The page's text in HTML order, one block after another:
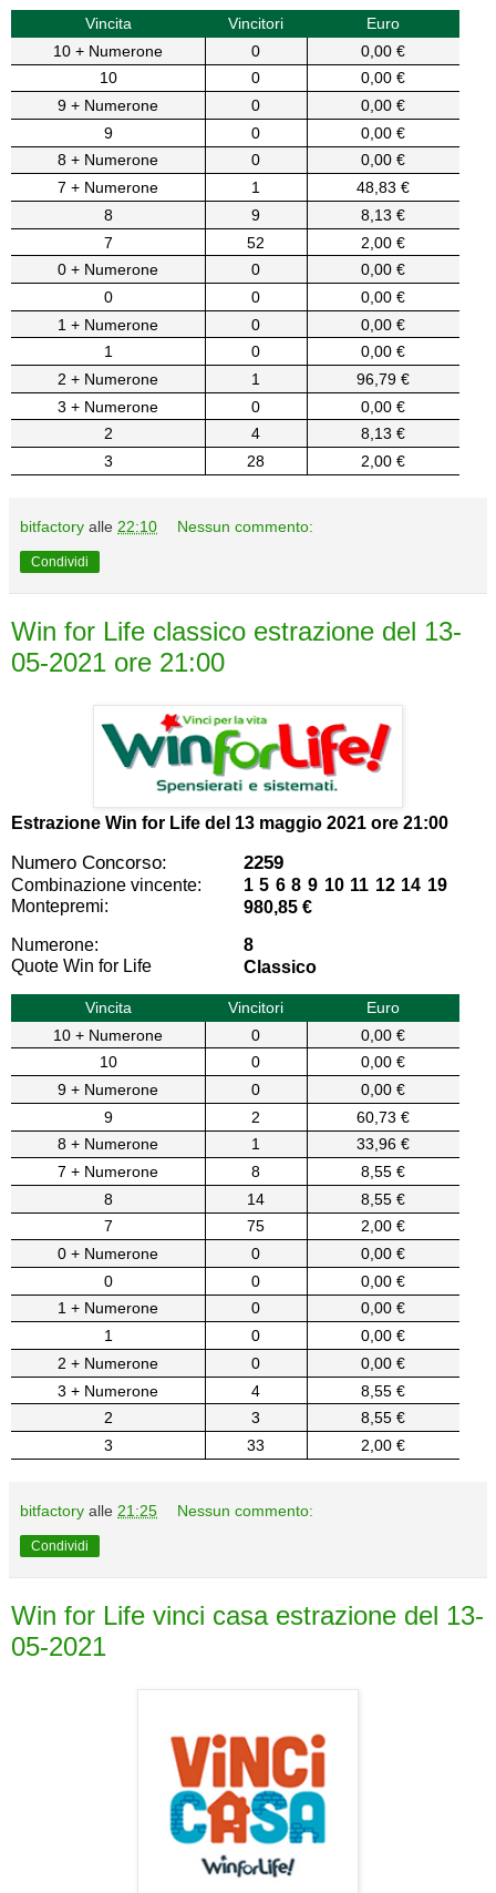
Vincita Vincitori
Euro
10 + Numerone
0
0,00 €
10
0
0,00 €
9 + Numerone
0
0,00 €
9
0
0,00 €
8 + Numerone
0
0,00 €
7 + Numerone
1
48,83 €
8
9
8,13 €
7
52
2,00 €
0 + Numerone
0
0,00 €
0
0
0,00 €
1 + Numerone
0
0,00 €
1
0
0,00 €
2 + Numerone
1
96,79 €
3 + Numerone
0
0,00 €
2
4
8,13 €
3
28 2,00 €
bitfactory alle 22:10 Nessun commento:
Condividi
Win for Life classico estrazione del 13-
05-2021 ore 21:00
Estrazione Win for Life del 13 maggio 2021 ore 21:00
Numero Concorso: 2259
Combinazione vincente:
1 5 6 8 9 10 11 12 14 19
Montepremi:
980,85 €
Numerone:
8
Quote Win for Life
Classico
Vincita Vincitori
Euro
10 + Numerone
0
0,00 €
10
0
0,00 €
9 + Numerone
0
0,00 €
9
2
60,73 €
8 + Numerone
1
33,96 €
7 + Numerone
8
8,55 €
8
14
8,55 €
7
75
2,00 €
0 + Numerone
0
0,00 €
0
0
0,00 €
1 + Numerone
0
0,00 €
1
0
0,00 €
2 + Numerone
0
0,00 €
3 + Numerone
4
8,55 €
2
3
8,55 €
3
33 2,00 €
bitfactory alle 21:25 Nessun commento:
Condividi
Win for Life vinci casa estrazione del 13-
05-2021